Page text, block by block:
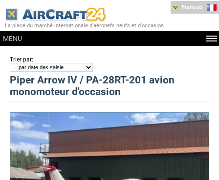
La place du marché internationale d'aéronefs neufs et d'occasion
MENU
Français
Trier par:
Piper Arrow IV / PA-28RT-201 avion
monomoteur d'occasion